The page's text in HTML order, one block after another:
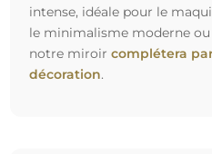
intense, idéale pour le
le minimalisme moderne ou
notre miroir complétera
décoration.